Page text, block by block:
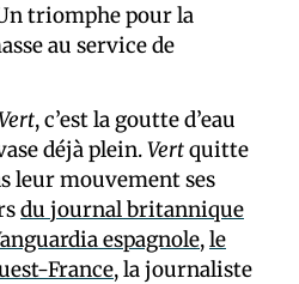
triomphe pour la
au service de
, c’est la goutte d’eau
déjà plein.Vertquitte
leur mouvement ses
du journal britannique
espagnole,le
France, la journaliste